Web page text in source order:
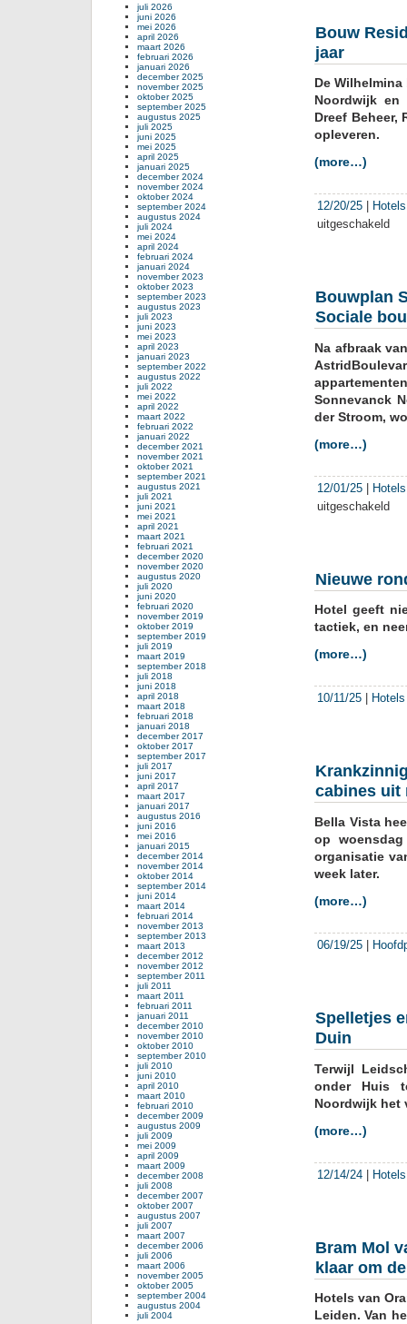
Bouw
jaar
De
Noordwijk en
Dreef Beheer,
opleveren.
(more…)
12/20/25
uitgeschakeldvoor
van
nog
drie
jaar
Bouwplan
Sociale
Na afbraak
Sonnevanck
der Stroom,
(more…)
12/01/25
uitgeschakeldvoor
euro
Nieuwe
Hotel geeft
tactiek, en
(more…)
10/11/25
cabines uit
Bella Vista
op
organisatie
week later.
(more…)
06/19/25
Spelletjes
Duin
Terwijl
onder Huis
Noordwijk het
(more…)
12/14/24 |
Bram Mol
klaar om
Hotels van
Leiden. Van
juli 2026
juni 2026
mei 2026
april 2026
maart 2026
februari 2026
januari 2026
december 2025
november 2025
oktober 2025
september 2025
augustus 2025
juli 2025
juni 2025
mei 2025
april 2025
januari 2025
december 2024
november 2024
oktober 2024
september 2024
augustus 2024
juli 2024
mei 2024
april 2024
februari 2024
januari 2024
november 2023
oktober 2023
september 2023
augustus 2023
juli 2023
juni 2023
mei 2023
april 2023
januari 2023
september 2022
augustus 2022
juli 2022
mei 2022
april 2022
maart 2022
februari 2022
januari 2022
december 2021
november 2021
oktober 2021
september 2021
augustus 2021
juli 2021
juni 2021
mei 2021
april 2021
maart 2021
februari 2021
december 2020
november 2020
augustus 2020
juli 2020
juni 2020
februari 2020
november 2019
oktober 2019
september 2019
juli 2019
maart 2019
september 2018
juli 2018
juni 2018
april 2018
maart 2018
februari 2018
januari 2018
december 2017
oktober 2017
september 2017
juli 2017
juni 2017
april 2017
maart 2017
januari 2017
augustus 2016
juni 2016
mei 2016
januari 2015
december 2014
november 2014
oktober 2014
september 2014
juni 2014
maart 2014
februari 2014
november 2013
september 2013
maart 2013
december 2012
november 2012
september 2011
juli 2011
maart 2011
februari 2011
januari 2011
december 2010
november 2010
oktober 2010
september 2010
juli 2010
juni 2010
april 2010
maart 2010
februari 2010
december 2009
augustus 2009
juli 2009
mei 2009
april 2009
maart 2009
december 2008
juli 2008
december 2007
oktober 2007
augustus 2007
juli 2007
maart 2007
december 2006
juli 2006
maart 2006
november 2005
oktober 2005
september 2004
augustus 2004
juli 2004